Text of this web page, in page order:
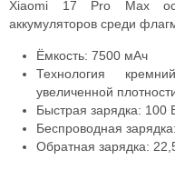
Xiaomi 17 Pro Max
аккумуляторов среди
Ёмкость: 7500 мАч
Технология
увеличенной
Быстрая зарядка: 100
Беспроводная
Обратная зарядка: